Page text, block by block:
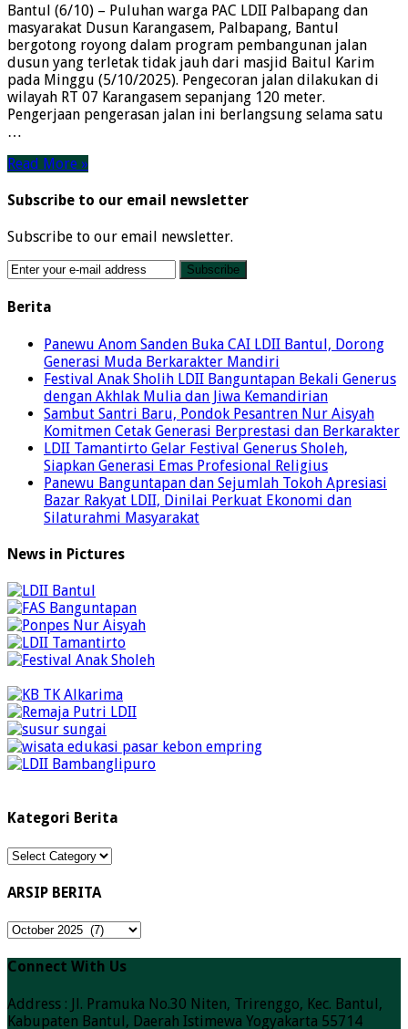
Bantul (6/10) – Puluhan warga PAC LDII Palbapang dan
masyarakat Dusun Karangasem, Palbapang, Bantul
bergotong royong dalam program pembangunan jalan
dusun yang terletak tidak jauh dari masjid Baitul Karim
pada Minggu (5/10/2025). Pengecoran jalan dilakukan di
wilayah RT 07 Karangasem sepanjang 120 meter.
Pengerjaan pengerasan jalan ini berlangsung selama satu
…
Read More »
Subscribe to our email newsletter
Subscribe to our email newsletter.
Berita
Panewu Anom Sanden Buka CAI LDII Bantul, Dorong
Generasi Muda Berkarakter Mandiri
Festival Anak Sholih LDII Banguntapan Bekali Generus
dengan Akhlak Mulia dan Jiwa Kemandirian
Sambut Santri Baru, Pondok Pesantren Nur Aisyah
Komitmen Cetak Generasi Berprestasi dan Berkarakter
LDII Tamantirto Gelar Festival Generus Sholeh,
Siapkan Generasi Emas Profesional Religius
Panewu Banguntapan dan Sejumlah Tokoh Apresiasi
Bazar Rakyat LDII, Dinilai Perkuat Ekonomi dan
Silaturahmi Masyarakat
News in Pictures
Kategori Berita
Kategori
ARSIP BERITA
ARSIP
Connect With Us
Address : Jl. Pramuka No.30 Niten, Trirenggo, Kec. Bantul,
Kabupaten Bantul, Daerah Istimewa Yogyakarta 55714